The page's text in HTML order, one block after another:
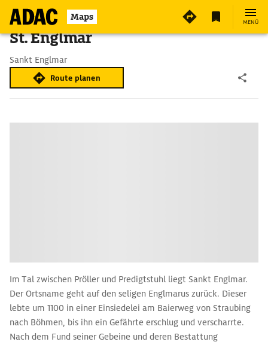
Maps MENÜ
St. Englmar
Sankt Englmar
Route planen
Im Tal zwischen Pröller und Predigtstuhl liegt Sankt Englmar.
Der Ortsname geht auf den seligen Englmarus zurück. Dieser
lebte um 1100 in einer Einsiedelei am Baierweg von Straubing
nach Böhmen, bis ihn ein Gefährte erschlug und verscharrte.
Nach dem Fund seiner Gebeine und deren Bestattung